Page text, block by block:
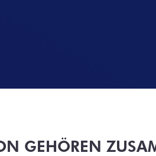
GEHÖREN